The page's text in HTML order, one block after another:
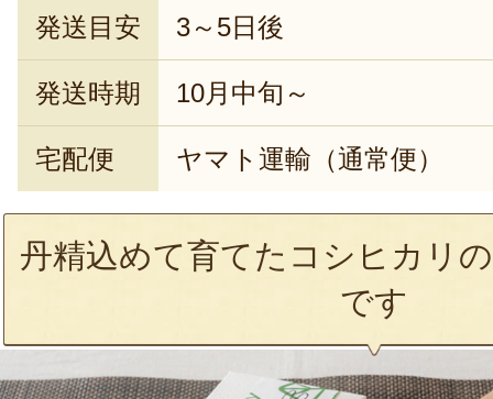
発送目安 3～5日後
発送時期 10月中旬～
宅配便 ヤマト運輸（通常便）
丹精込めて育てたコシヒカリ
です